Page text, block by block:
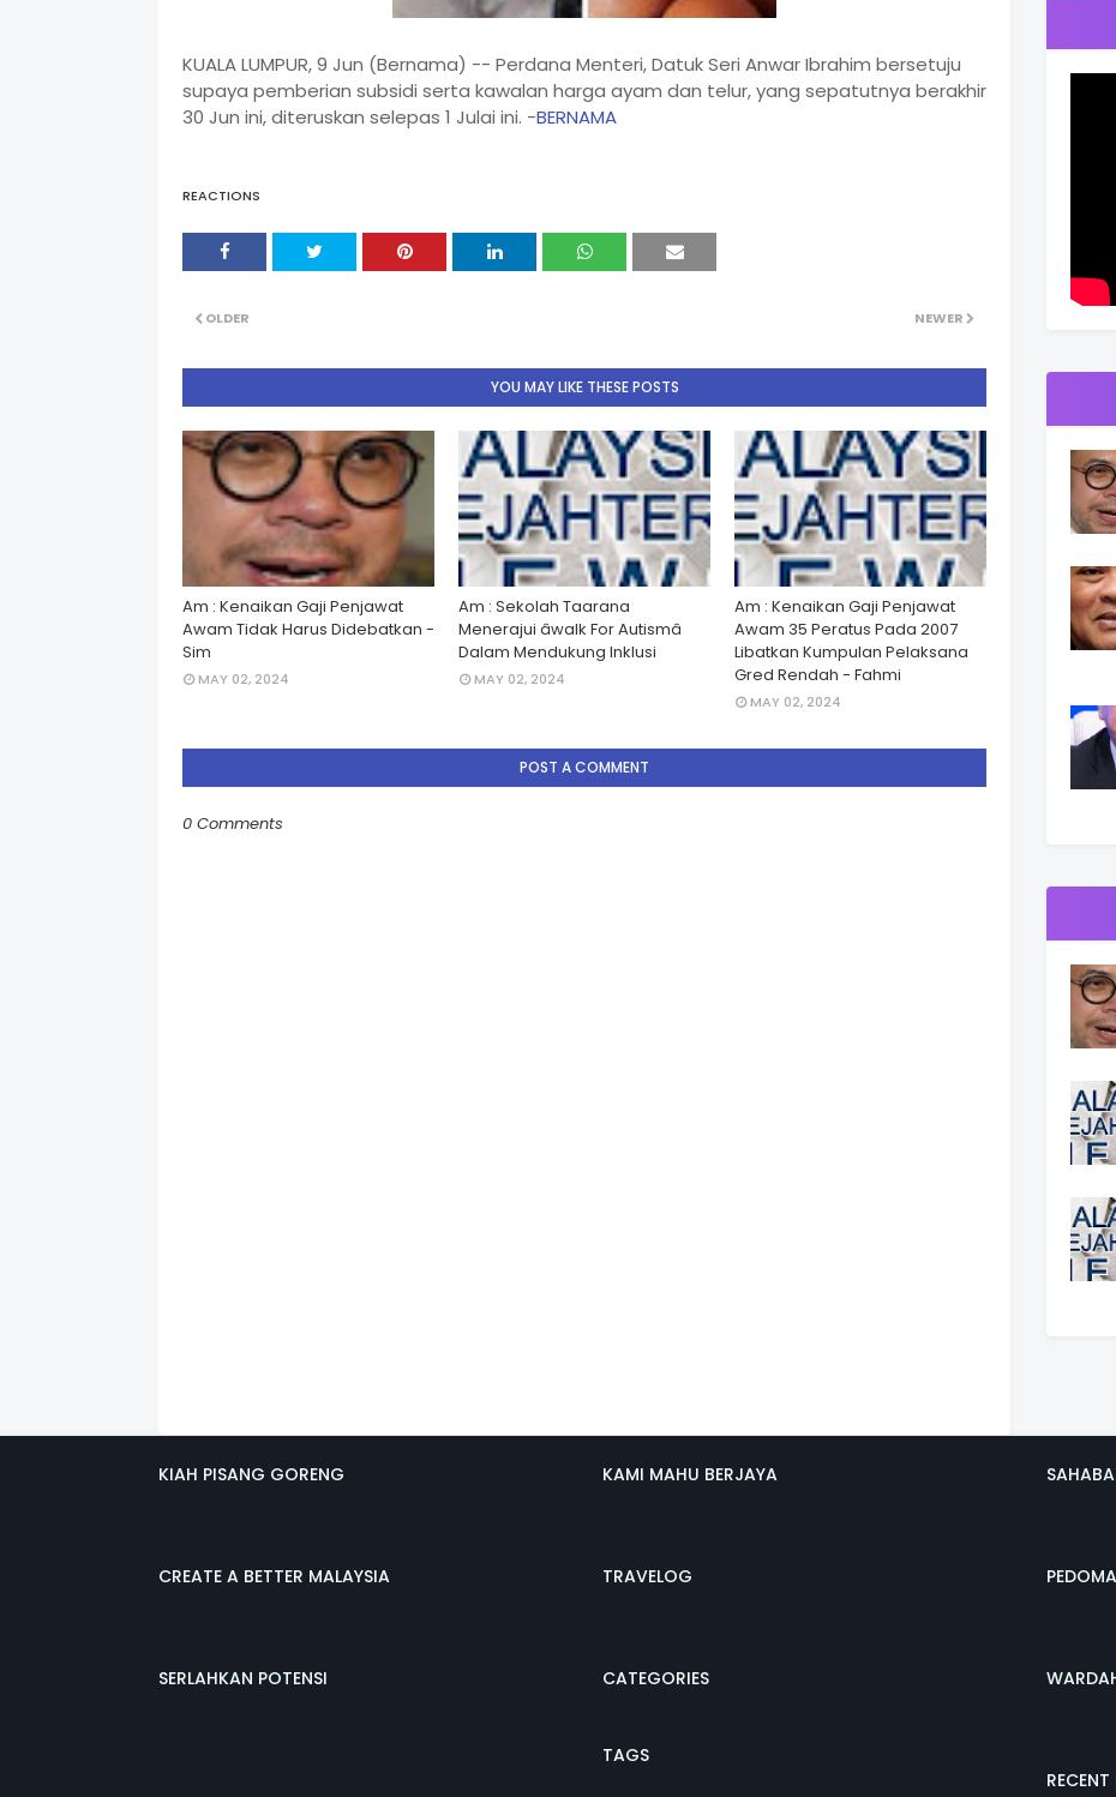
KUALA LUMPUR, 9 Jun (Bernama) -- Perdana Menteri, Datuk Seri Anwar Ibrahim bersetuju
supaya pemberian subsidi serta kawalan harga ayam dan telur, yang sepatutnya berakhir
30 Jun ini, diteruskan selepas 1 Julai ini. -BERNAMA
REACTIONS
NEWER
OLDER
YOU MAY LIKE THESE POSTS
Am : Kenaikan Gaji Penjawat
Awam Tidak Harus Didebatkan -
Sim
MAY 02, 2024
Am : Sekolah Taarana
Menerajui âwalk For Autismâ
Dalam Mendukung Inklusi
MAY 02, 2024
Am : Kenaikan Gaji Penjawat
Awam 35 Peratus Pada 2007
Libatkan Kumpulan Pelaksana
Gred Rendah - Fahmi
MAY 02, 2024
POST A COMMENT
0 Comments
KIAH PISANG GORENG
CREATE A BETTER MALAYSIA
SERLAHKAN POTENSI
KAMI MAHU BERJAYA
TRAVELOG
CATEGORIES
TAGS
RECENT